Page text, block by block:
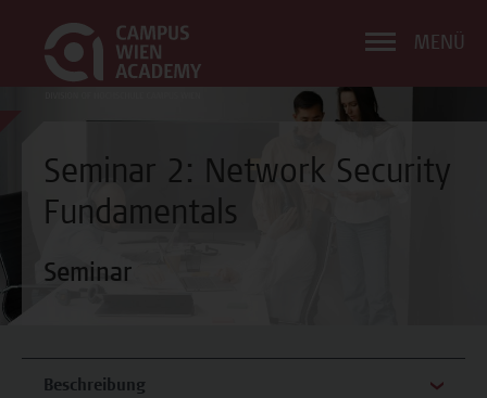
MENÜ
Seminar 2: Network Security
Fundamentals
Seminar
Beschreibung